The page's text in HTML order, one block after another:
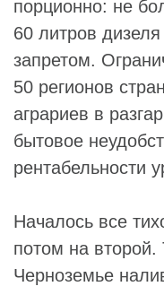
порционно: не
60 литров
запретом.
50 регионов
аграриев в
бытовое
рентабельности
Началось все
потом на второй.
Черноземье